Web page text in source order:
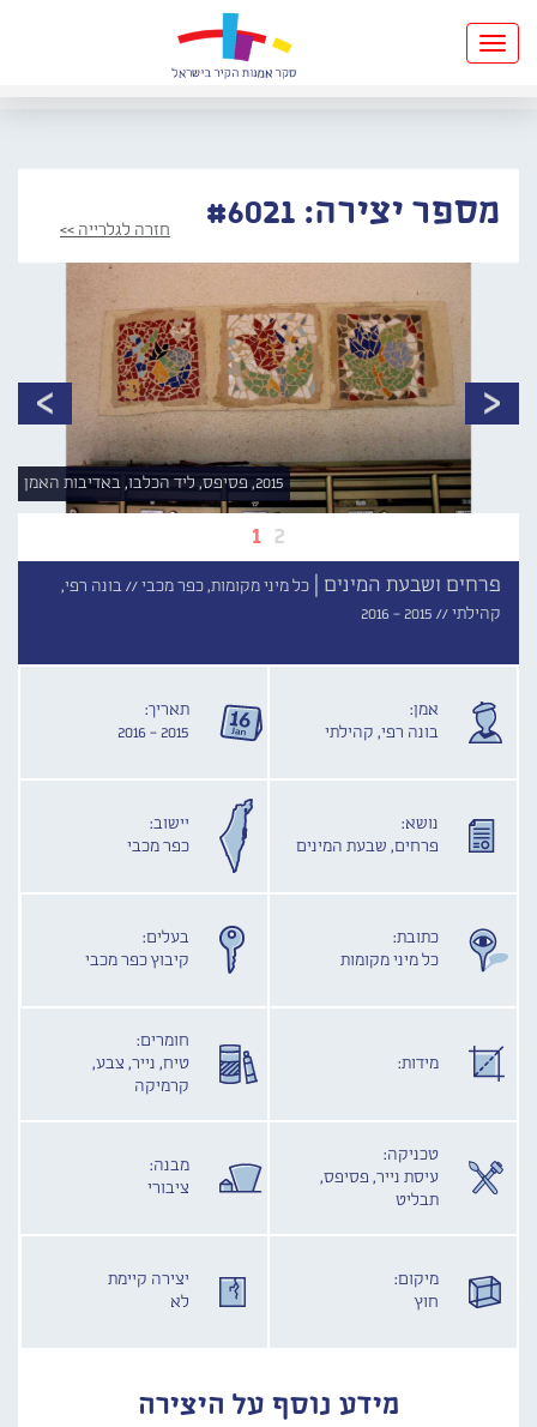
Toggle
navigation
מספר יצירה: #6021 חזרה לגלרייה >>
1 2
2015, פסיפס, ליד הכלבו, באדיבות האמן
פרחים ושבעת המינים | כל מיני מקומות, כפר מכבי //בונה רפי,
קהילתי // 2015 - 2016
אמן:
בונה רפי, קהילתי
תאריך:
2015 - 2016
נושא:
פרחים, שבעת המינים
יישוב:
כפר מכבי
כתובת:
כל מיני מקומות
בעלים:
קיבוץ כפר מכבי
מידות:
חומרים:
טיח, נייר, צבע,
קרמיקה
טכניקה:
עיסת נייר, פסיפס,
תבליט
מבנה:
ציבורי
מיקום:
חוץ
יצירה קיימת
לא
מידע נוסף על היצירה